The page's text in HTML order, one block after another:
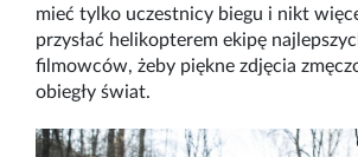
mieć tylko uczestnicy biegu i nikt
przysłać helikopterem ekipę
filmowców, żeby piękne zdjęcia
obiegły świat.